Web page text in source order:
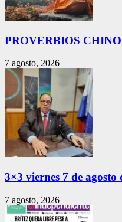
PROVERBIOS
7 agosto, 2026
3×3 viernes 7 de
7 agosto, 2026